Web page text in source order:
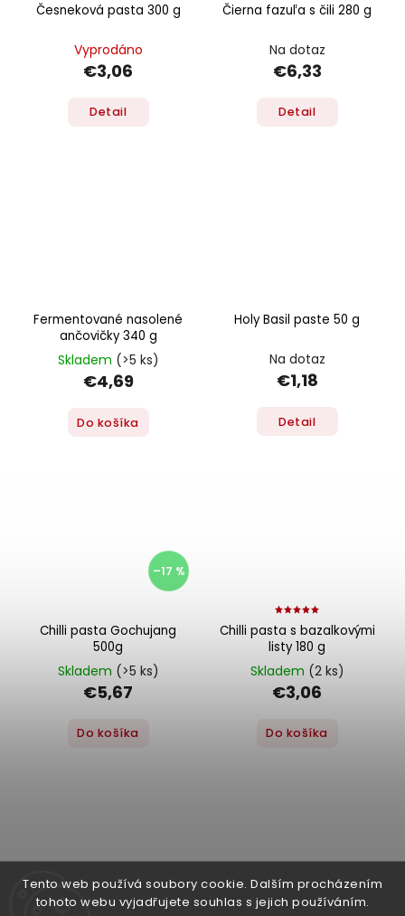
Tento web používá soubory cookie. Dalším procházením
tohoto webu vyjadřujete souhlas s jejich používáním.
Česneková pasta 300 g
Vyprodáno
€3,06
Detail
Čierna fazuľa s čili 280 g
Na dotaz
€6,33
Detail
Fermentované nasolené
ančovičky 340 g
Skladem (>5 ks)
€4,69
Do košíka
Holy Basil paste 50 g
Na dotaz
€1,18
Detail
–17 %
Chilli pasta Gochujang
500g
Skladem (>5 ks)
€5,67
Do košíka
Chilli pasta s bazalkovými
listy 180 g
Skladem (2 ks)
€3,06
Do košíka